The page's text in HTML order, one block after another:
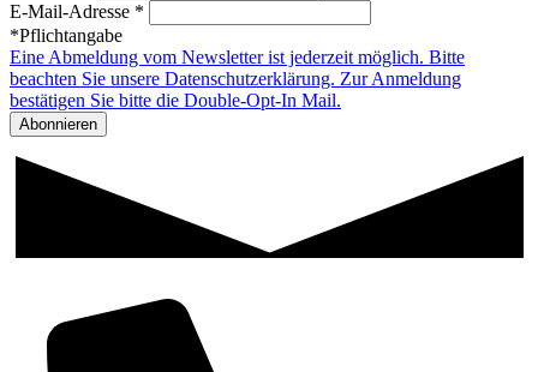
E-Mail-Adresse *
*Pflichtangabe
Eine Abmeldung vom Newsletter ist jederzeit möglich. Bitte
beachten Sie unsere Datenschutzerklärung. Zur Anmeldung
bestätigen Sie bitte die Double-Opt-In Mail.